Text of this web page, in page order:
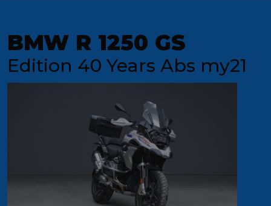
BMW R 1250 GS
Edition 40 Years Abs my21